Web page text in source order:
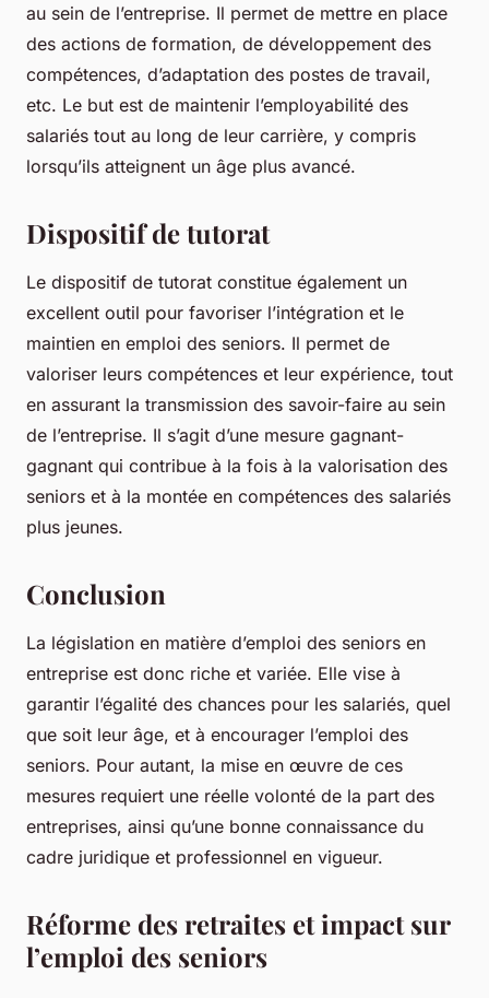
au sein de l’entreprise. Il permet de mettre en place
des actions de formation, de développement des
compétences, d’adaptation des postes de travail,
etc. Le but est de maintenir l’employabilité des
salariés tout au long de leur carrière, y compris
lorsqu’ils atteignent un âge plus avancé.
Dispositif de tutorat
Le dispositif de tutorat constitue également un
excellent outil pour favoriser l’intégration et le
maintien en emploi des seniors. Il permet de
valoriser leurs compétences et leur expérience, tout
en assurant la transmission des savoir-faire au sein
de l’entreprise. Il s’agit d’une mesure gagnant-
gagnant qui contribue à la fois à la valorisation des
seniors et à la montée en compétences des salariés
plus jeunes.
Conclusion
La législation en matière d’emploi des seniors en
entreprise est donc riche et variée. Elle vise à
garantir l’égalité des chances pour les salariés, quel
que soit leur âge, et à encourager l’emploi des
seniors. Pour autant, la mise en œuvre de ces
mesures requiert une réelle volonté de la part des
entreprises, ainsi qu’une bonne connaissance du
cadre juridique et professionnel en vigueur.
Réforme des retraites et impact sur
l’emploi des seniors